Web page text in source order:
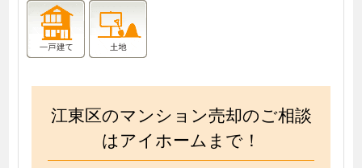
江東区のマンション売却のご相談
はアイホームまで！